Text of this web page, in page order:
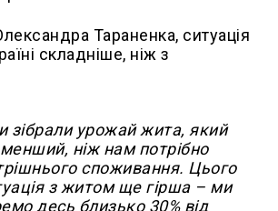
Тараненка, ситуація
складніше, ніж з
зібрали урожай жита, який
ніж нам потрібно
споживання. Цього
з житом ще гірша – ми
десь близько 30% від